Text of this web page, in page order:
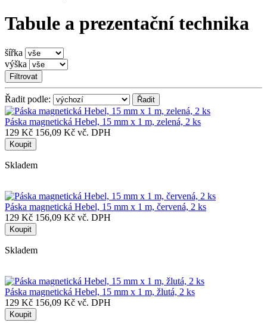
Tabule a prezentační technika
šířka
výška
Filtrovat
Řadit podle:
Páska magnetická Hebel, 15 mm x 1 m, zelená, 2 ks
129 Kč 156,09 Kč vč. DPH
Koupit
Skladem
Páska magnetická Hebel, 15 mm x 1 m, červená, 2 ks
129 Kč 156,09 Kč vč. DPH
Koupit
Skladem
Páska magnetická Hebel, 15 mm x 1 m, žlutá, 2 ks
129 Kč 156,09 Kč vč. DPH
Koupit